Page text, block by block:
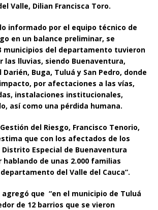
Valle, Dilian Francisca Toro.
informado por el equipo técnico de
en un balance preliminar, se
municipios del departamento tuvieron
las lluvias, siendo Buenaventura,
Darién, Buga, Tuluá y San Pedro, donde
por afectaciones a las vías,
instalaciones institucionales,
así como una pérdida humana.
del Riesgo, Francisco Tenorio,
que con los afectados de los
Especial de Buenaventura
de unas 2.000 familias
del Valle del Cauca”.
que “en el municipio de Tuluá
de 12 barrios que se vieron